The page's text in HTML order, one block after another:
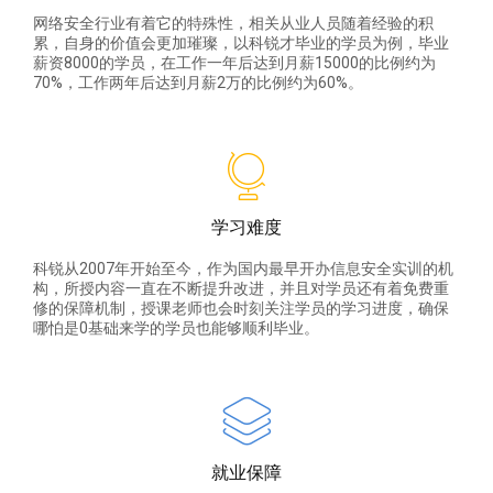
网络安全行业有着它的特殊性，相关从业人员随着经验的积
累，自身的价值会更加璀璨，以科锐才毕业的学员为例，毕业
薪资8000的学员，在工作一年后达到月薪15000的比例约为
70%，工作两年后达到月薪2万的比例约为60%。
学习难度
科锐从2007年开始至今，作为国内最早开办信息安全实训的机
构，所授内容一直在不断提升改进，并且对学员还有着免费重
修的保障机制，授课老师也会时刻关注学员的学习进度，确保
哪怕是0基础来学的学员也能够顺利毕业。
就业保障